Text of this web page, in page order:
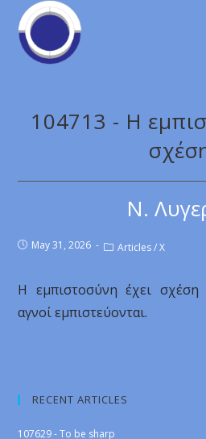
104713 - Η
Ν.
May 31, 2026 Articles / X
Η εμπιστοσύνη έχει
αγνοί εμπιστεύονται.
RECENT ARTICLES
107629 - To be sharp